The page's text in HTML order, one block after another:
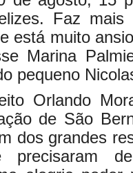
Faz
está muito
Marina
pequeno
Orlando
de São
dos grandes